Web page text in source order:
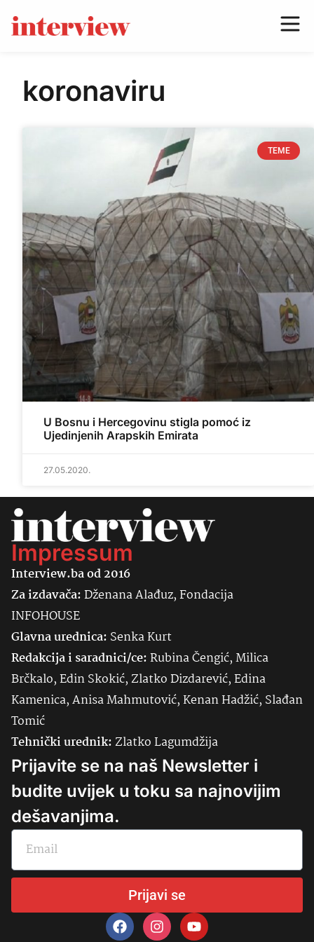
koronaviru
TEME
U Bosnu i Hercegovinu stigla pomoć iz
Ujedinjenih Arapskih Emirata
27.05.2020.
Impressum
Interview.ba od 2016
Za izdavača:Dženana Alađuz, Fondacija
INFOHOUSE
Glavna urednica: SenkaKurt
Redakcija i saradnici/ce:Rubina Čengić, Milica
Brčkalo, Edin Skokić, Zlatko Dizdarević, Edina
Kamenica, Anisa Mahmutović, Kenan Hadžić, Slađan
Tomić
Tehnički urednik:Zlatko Lagumdžija
Prijavite se na naš Newsletter i
budite uvijek u toku sa najnovijim
dešavanjima.
Prijavi se